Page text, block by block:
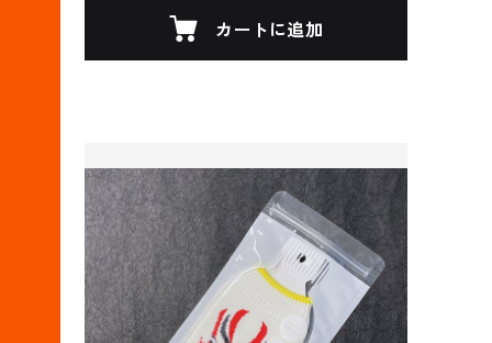
カートに追加